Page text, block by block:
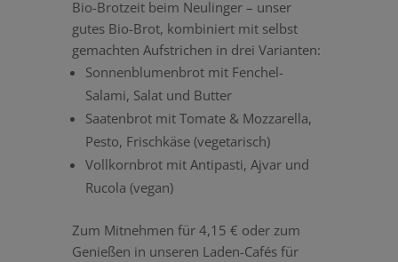
Bio-Brotzeit beim Neulinger – unser
gutes Bio-Brot, kombiniert mit selbst
gemachten Aufstrichen in drei Varianten:
Sonnenblumenbrot mit Fenchel-
Salami, Salat und Butter
Saatenbrot mit Tomate & Mozzarella,
Pesto, Frischkäse (vegetarisch)
Vollkornbrot mit Antipasti, Ajvar und
Rucola (vegan)
Zum Mitnehmen für 4,15 € oder zum
Genießen in unseren Laden-Cafés für